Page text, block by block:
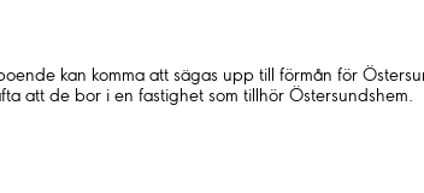
kan komma att sägas upp till förmån för
att de bor i en fastighet som tillhör Östersundshem.